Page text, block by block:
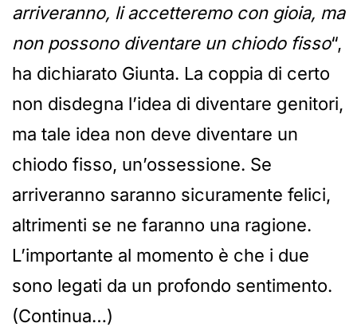
arriveranno, li accetteremo con gioia, ma
non possono diventare un chiodo fisso“,
ha dichiarato Giunta. La coppia di certo
non disdegna l’idea di diventare genitori,
ma tale idea non deve diventare un
chiodo fisso, un’ossessione. Se
arriveranno saranno sicuramente felici,
altrimenti se ne faranno una ragione.
L’importante al momento è che i due
sono legati da un profondo sentimento.
(Continua…)